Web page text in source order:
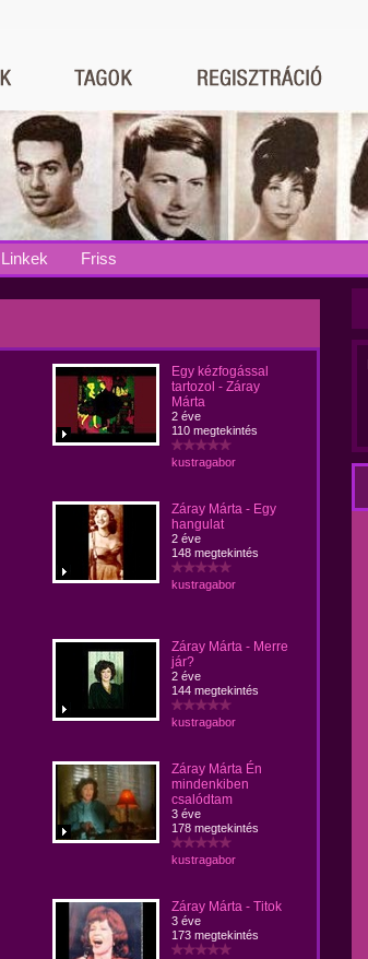
Linkek Friss
Egy kézfogással
tartozol - Záray
Márta
2 éve
110 megtekintés
kustragabor
Záray Márta - Egy
hangulat
2 éve
148 megtekintés
kustragabor
Záray Márta - Merre
jár?
2 éve
144 megtekintés
kustragabor
Záray Márta Én
mindenkiben
csalódtam
3 éve
178 megtekintés
kustragabor
Záray Márta - Titok
3 éve
173 megtekintés